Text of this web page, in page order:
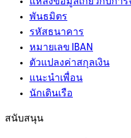
พันธมิตร
รหัสธนาคาร
หมายเลข IBAN
ตัวแปลงค่าสกุลเงิน
แนะนำเพื่อน
นักเดินเรือ
สนับสนุน